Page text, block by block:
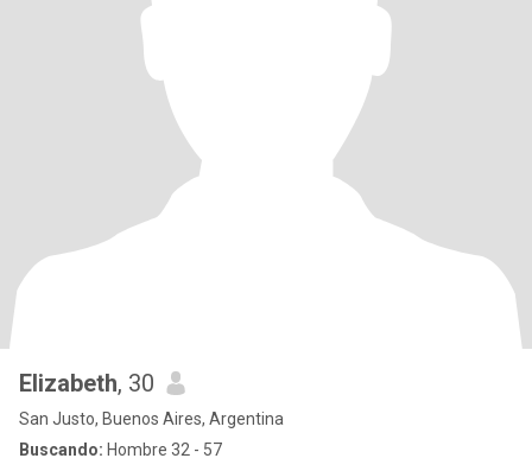
Elizabeth, 30
San Justo, Buenos Aires, Argentina
Buscando: Hombre 32 - 57